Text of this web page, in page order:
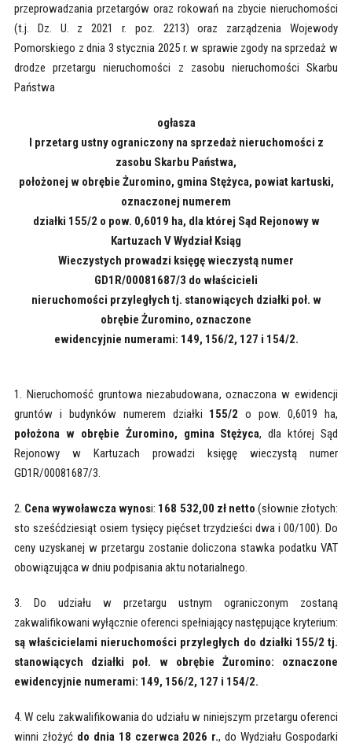
przeprowadzania przetargów oraz rokowań na zbycie nieruchomości
(t.j. Dz. U. z 2021 r. poz. 2213) oraz zarządzenia Wojewody
Pomorskiego z dnia 3 stycznia 2025 r. w sprawie zgody na sprzedaż w
drodze przetargu nieruchomości z zasobu nieruchomości Skarbu
Państwa
ogłasza
I przetarg ustny ograniczony na sprzedaż nieruchomości z
zasobu Skarbu Państwa,
położonej w obrębie Żuromino, gmina Stężyca, powiat kartuski,
oznaczonej numerem
działki 155/2 o pow. 0,6019 ha, dla której Sąd Rejonowy w
Kartuzach V Wydział Ksiąg
Wieczystych prowadzi księgę wieczystą numer
GD1R/00081687/3 do właścicieli
nieruchomości przyległych tj. stanowiących działki poł. w
obrębie Żuromino, oznaczone
ewidencyjnie numerami: 149, 156/2, 127 i 154/2.
1. Nieruchomość gruntowa niezabudowana, oznaczona w ewidencji
gruntów i budynków numerem działki 155/2o pow. 0,6019 ha,
położona w obrębie Żuromino, gmina Stężyca, dla której Sąd
Rejonowy w Kartuzach prowadzi księgę wieczystą numer
GD1R/00081687/3.
2. Cena wywoławcza wynosi: 168 532,00 zł netto (słownie złotych:
sto sześćdziesiąt osiem tysięcy pięćset trzydzieści dwa i 00/100). Do
ceny uzyskanej w przetargu zostanie doliczona stawka podatku VAT
obowiązująca w dniu podpisania aktu notarialnego.
3. Do udziału w przetargu ustnym ograniczonym zostaną
zakwalifikowani wyłącznie oferenci spełniający następujące kryterium:
są właścicielami nieruchomości przyległych do działki 155/2 tj.
stanowiących działki poł. w obrębie Żuromino: oznaczone
ewidencyjnie numerami: 149, 156/2, 127 i 154/2.
4. W celu zakwalifikowania do udziału w niniejszym przetargu oferenci
winni złożyć do dnia 18 czerwca 2026 r., do Wydziału Gospodarki